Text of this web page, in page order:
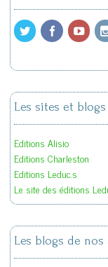
Les sites et
Editions Alisio
Editions Charleston
Editions Leduc.s
Le site des éditions
Les blogs de nos